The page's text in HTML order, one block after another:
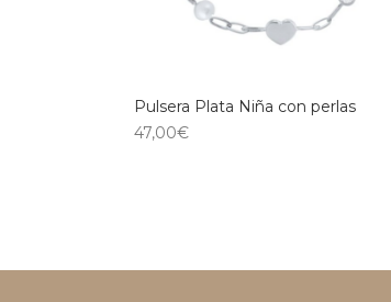
Pulsera Plata Niña con perlas
47,00€